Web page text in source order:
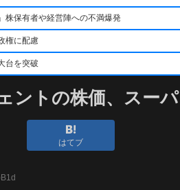
株保有者や経営陣への不満爆発
権に配慮
台を突破
ントの株価、スー
はてブ